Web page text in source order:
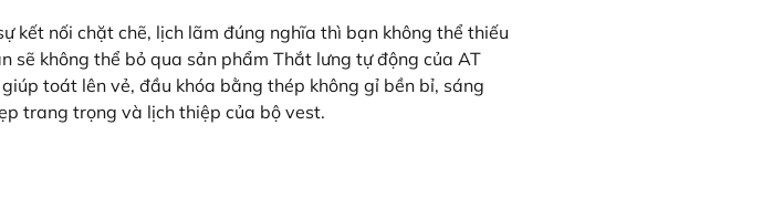
kết nối chặt chẽ, lịch lãm đúng nghĩa thì bạn không thể thiếu
sẽ không thể bỏ qua sản phẩm Thắt lưng tự động của AT
toát lên vẻ, đầu khóa bằng thép không gỉ bền bỉ, sáng
trang trọng và lịch thiệp của bộ vest.